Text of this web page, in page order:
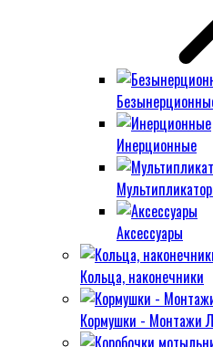
Инерционные
Аксессуары
Кольца, наконечники
Кормушки - Монтажи